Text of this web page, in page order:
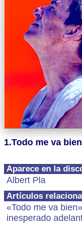
Aparece en la
Albert Pla
Artículos
«Todo me va
inesperado
1.Todo me va bien